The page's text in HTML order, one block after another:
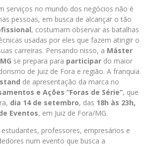
serviços no mundo dos negócios não é
pessoas, em busca de alcançar o tão
, costumam observar as batalhas
usadas por eles que fazem atingir o
carreiras. Pensando nisso, a Máster
se prepara para participar do maior
de Juiz de Fora e região. A franquia
stand de apresentação da marca no
e Ações “Foras de Série”, que
dia 14 de setembro, das 18h às 23h,
Eventos, em Juiz de Fora/MG.
professores, empresários e
num evento que busca a